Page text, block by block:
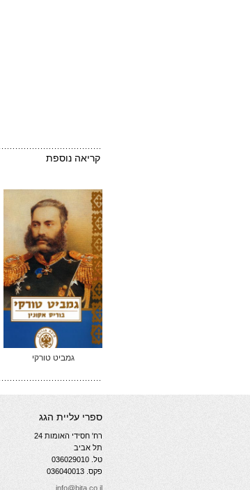
קריאה נוספת
גמביט טורקי
ספרי עליית הגג
רח' חסידי האומות 24
תל אביב
טל. 036029010
פקס. 036040013
info@bita.co.il